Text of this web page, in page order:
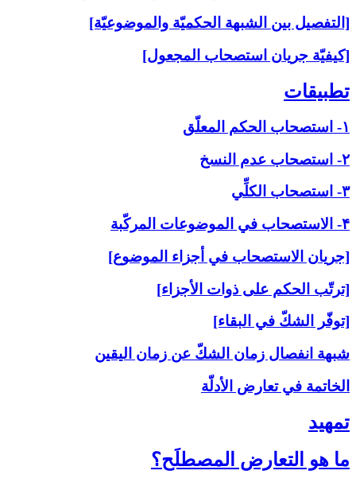
[التفصيل بين الشبهة الحكميّة والموضوعيّة]
[كيفيّة جريان استصحاب المجعول]
تطبيقات‏
۱- استصحاب الحكم المعلّق
۲- استصحاب عدم النسخ
۳- استصحاب الكلِّي
۴- الاستصحاب في الموضوعات المركّبة
[جريان الاستصحاب في أجزاء الموضوع]
[ترتّب الحكم على ذوات الأجزاء]
[توفّر الشكّ في البقاء]
شبهة انفصال زمان الشكّ عن زمان اليقين
الخاتمة في تعارض الأدلّة
تمهيد
ما هو التعارض المصطلَح؟